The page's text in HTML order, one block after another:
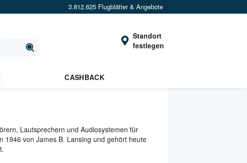
3.812.625 Flugblätter & Angebote
Standort
festlegen
CASHBACK
Lautsprechern und Audiosystemen für
1946 von James B. Lansing und gehört heute